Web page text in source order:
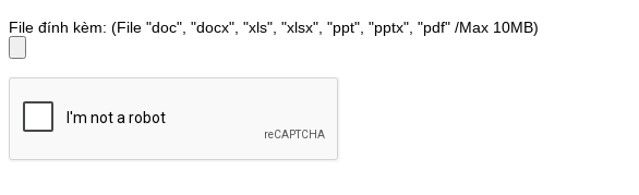
File đính kèm: (File "doc", "docx", "xls", "xlsx", "ppt", "pptx", "pdf" /Max 10MB)